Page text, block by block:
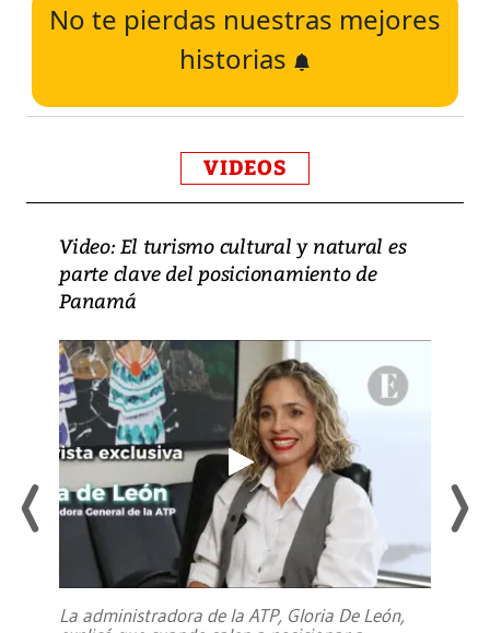
No te pierdas nuestras mejores
historias
VIDEOS
Video: El turismo cultural y natural es
parte clave del posicionamiento de
Panamá
La administradora de la ATP, Gloria De León,